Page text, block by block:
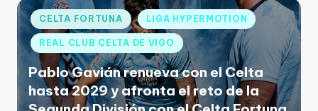
CELTA FORTUNA LIGA HYPERMOTION
REAL CLUB CELTA DE VIGO
Pablo Gavián renueva con el Celta
hasta 2029 y afronta el reto de la